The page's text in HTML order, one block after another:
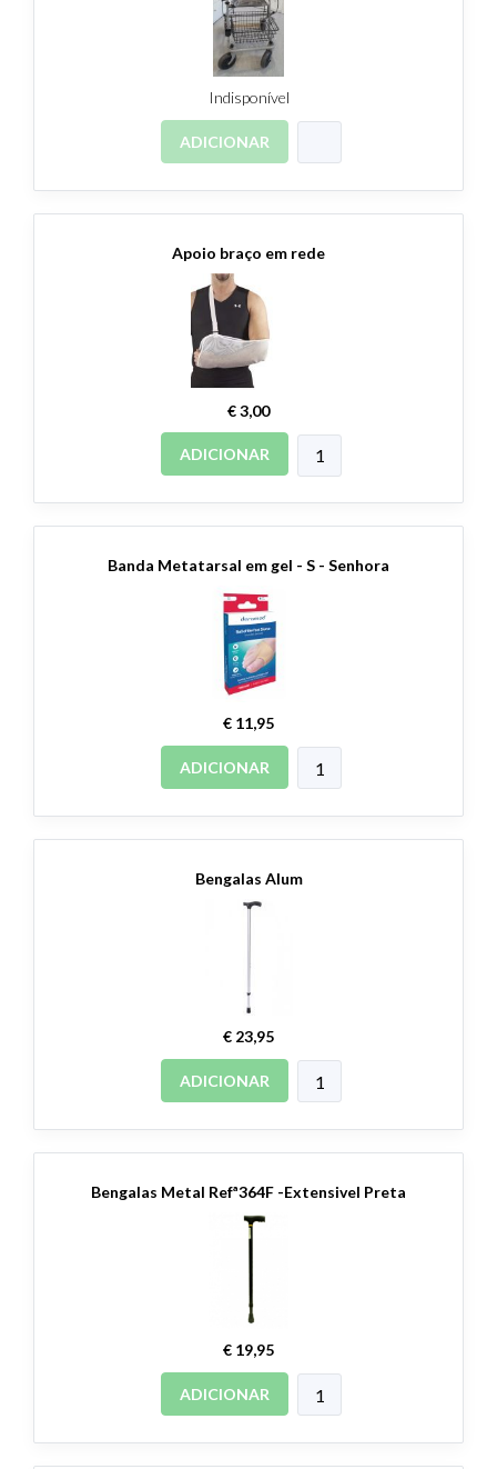
Indisponível
ADICIONAR
Apoio braço em rede
€ 3,00
ADICIONAR
Banda Metatarsal em gel - S - Senhora
€ 11,95
ADICIONAR
Bengalas Alum
€ 23,95
ADICIONAR
Bengalas Metal Refª364F -Extensivel Preta
€ 19,95
ADICIONAR